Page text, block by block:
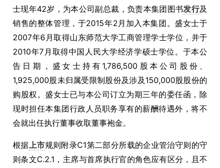
士现年42岁，为本公司副总裁，负责本集团图书发行及
销售的整体管理，于2015年2月加入本集团。盛女士于
2007年6月取得山东师范大学工商管理学士学位，并于
2010年7月取得中国人民大学经济学硕士学位。于本公
告日期，盛女士持有1,786,500股本公司股份、
1,925,000股未归属受限制股份及涉及150,000股股份的
购股权。盛女士已与本公司订立为期三年的委任函，除
现时担任本集团行政人员职务享有的薪酬待遇外，将不
会就出任执行董事收取董事袍金。
根据上市规则附录C1第二部分所载的企业管治守则的守
则条文C.2.1，主席与首席执行官的角色应有区分，且不